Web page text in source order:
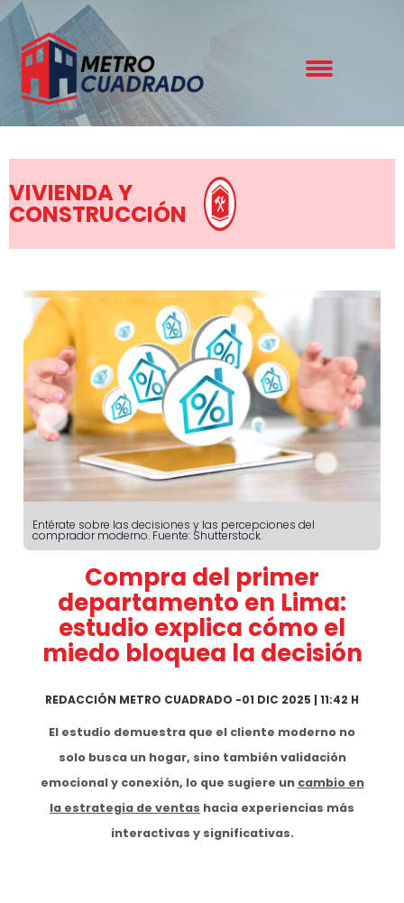
VIVIENDA Y
CONSTRUCCIÓN
Entérate sobre las decisiones y las percepciones del
comprador moderno. Fuente: Shutterstock.
Compra del primer
departamento en Lima:
estudio explica cómo el
miedo bloquea la decisión
REDACCIÓN METRO CUADRADO -01 DIC 2025 | 11:42 H
El estudio demuestra que el cliente moderno no
solo busca un hogar, sino también validación
emocional y conexión, lo que sugiere un cambio en
la estrategia de ventas hacia experiencias más
interactivas y significativas.